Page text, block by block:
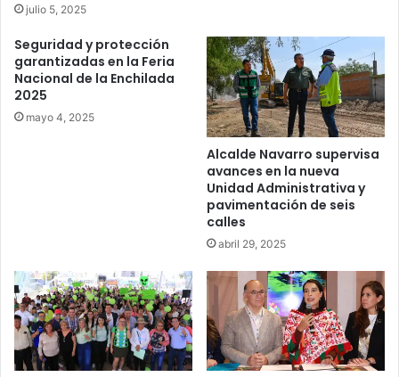
julio 5, 2025
Seguridad y protección
garantizadas en la Feria
Nacional de la Enchilada
2025
mayo 4, 2025
Alcalde Navarro supervisa
avances en la nueva
Unidad Administrativa y
pavimentación de seis
calles
abril 29, 2025